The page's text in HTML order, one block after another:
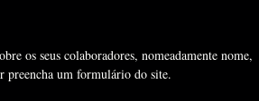
os seus colaboradores, nomeadamente nome,
preencha um formulário do site.